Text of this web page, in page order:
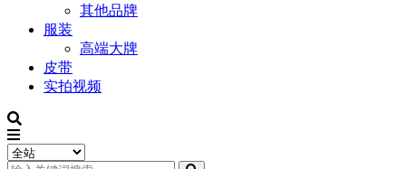
其他品牌
服装
高端大牌
皮带
实拍视频